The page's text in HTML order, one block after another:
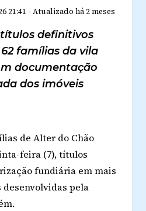
21:41 - Atualizado há 2 meses
definitivos
famílias da vila
documentação
dos imóveis
de Alter do Chão
feira (7), títulos
fundiária em mais
desenvolvidas pela